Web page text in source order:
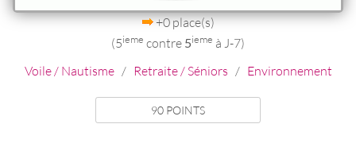
+0 place(s)
(5ieme contre 5ieme à J-7)
Voile / Nautisme/ Retraite / Séniors / Environnement
90 POINTS